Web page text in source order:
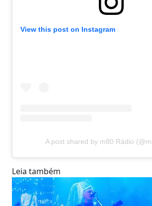
View this post on Instagram
A post shared by m80 Rádio
Leia também